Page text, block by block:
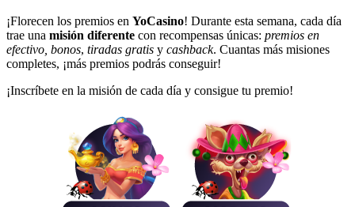
¡Florecen los premios en YoCasino! Durante esta semana, cada día
trae una misión diferente con recompensas únicas: premios en
efectivo, bonos, tiradas gratis y cashback. Cuantas más misiones
completes, ¡más premios podrás conseguir!
¡Inscríbete en la misión de cada día y consigue tu premio!